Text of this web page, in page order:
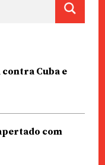
contra Cuba e
com